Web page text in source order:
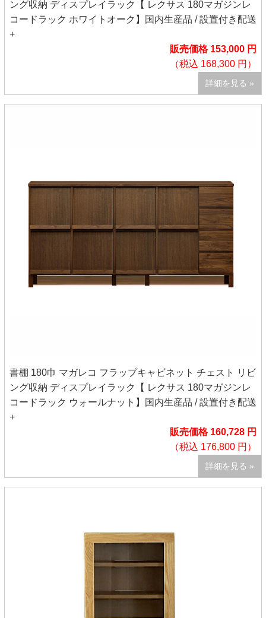
ング収納 ディスプレイラック【 レクサス 180マガジンレ
コードラック ホワイトオーク】国内生産品 / 設置付き配送
+
販売価格 153,000 円
（税込 168,300 円）
詳細を見る »
書棚 180巾 マガレコ フラップキャビネット チェスト リビ
ング収納 ディスプレイラック【 レクサス 180マガジンレ
コードラック ウォールナット】国内生産品 / 設置付き配送
+
販売価格 160,728 円
（税込 176,800 円）
詳細を見る »